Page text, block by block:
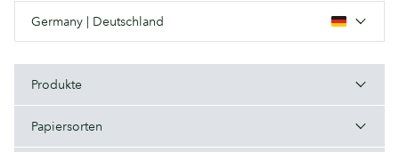
Germany | Deutschland
Produkte
Papiersorten